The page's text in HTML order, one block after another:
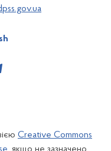
Creative Commons